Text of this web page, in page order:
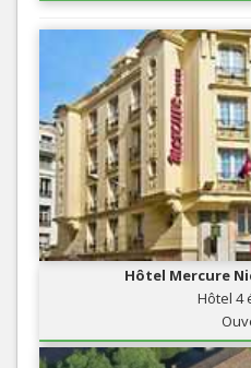
Hôtel Mercure
Hôtel 4